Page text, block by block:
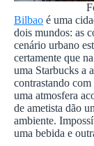
Bilbao é uma
dois mundos: as
cenário urbano
certamente que
uma Starbucks a
contrastando
uma atmosfera
de ametista dão
ambiente.
uma bebida e